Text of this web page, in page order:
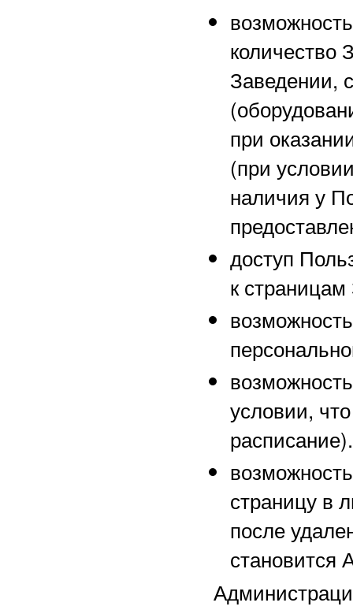
количество
Заведении,
при
(при
наличия у
доступ
к
условии,
расписание).
страницу в
после
становится